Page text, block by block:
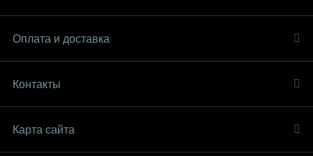
Оплата и доставка
Контакты
Карта сайта